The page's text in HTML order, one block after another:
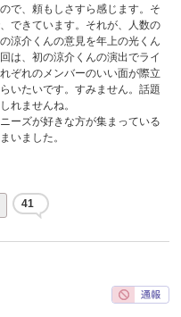
で、頼もしさすら感じます。そ
できています。それが、人数の
涼介くんの意見を年上の光くん
は、初の涼介くんの演出でライ
ぞれのメンバーのいい面が際立
いたいです。すみません。話題
れませんね。
ーズが好きな方が集まっている
いました。
41